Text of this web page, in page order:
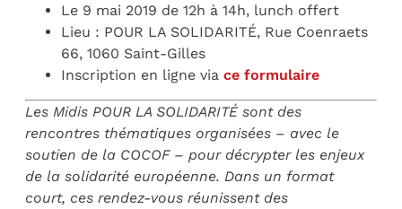
Le 9 mai 2019 de 12h à 14h, lunch offert
Lieu : POUR LA SOLIDARITÉ, Rue Coenraets
66, 1060 Saint-Gilles
Inscription en ligne via ce formulaire
Les Midis POUR LA SOLIDARITÉ sont des
rencontres thématiques organisées – avec le
soutien de la COCOF – pour décrypter les enjeux
de la solidarité européenne. Dans un format
court, ces rendez-vous réunissent des